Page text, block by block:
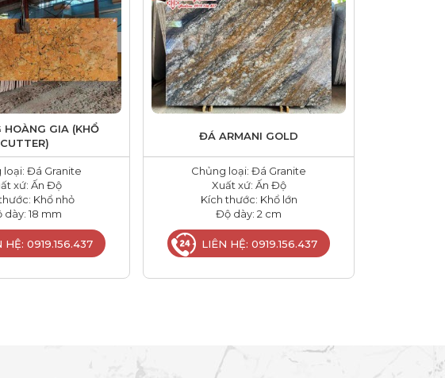
GIA (KHỔ
CUTTER)
loại: Đá Granite
xứ: Ấn Độ
Khổ nhỏ
dày: 18 mm
HỆ: 0919.156.437
ĐÁ ARMANI GOLD
Chủng loại: Đá Granite
Xuất xứ: Ấn Độ
Kích thước: Khổ lớn
Độ dày: 2 cm
LIÊN HỆ: 0919.156.437